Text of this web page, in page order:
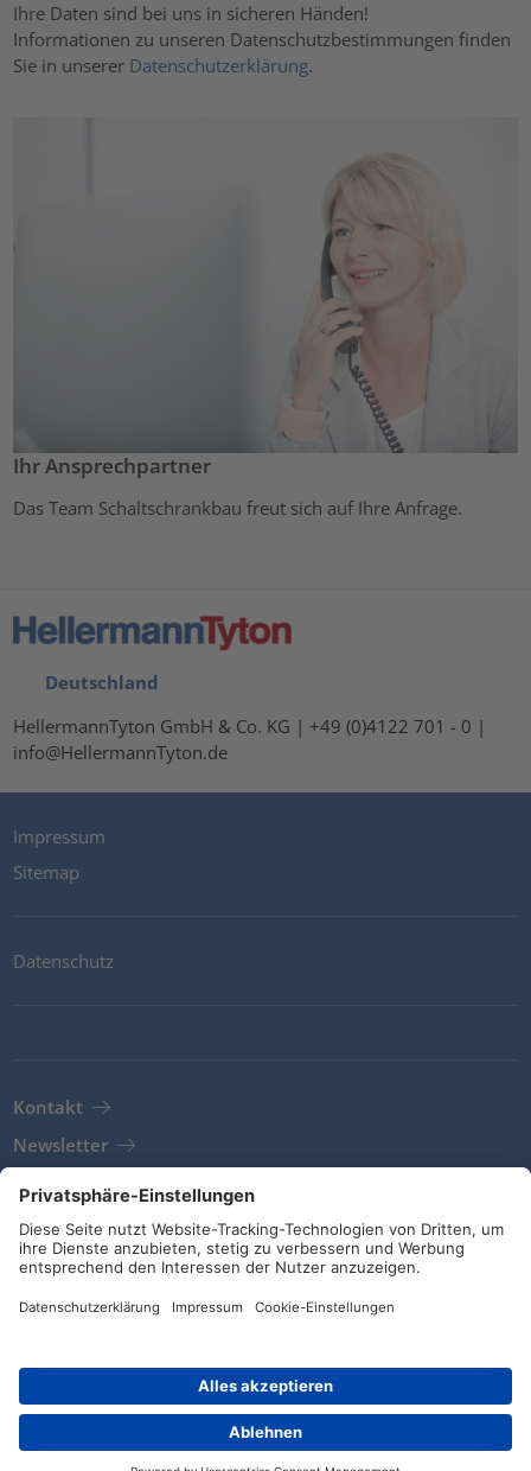
Ihre Daten sind bei uns in sicheren Händen!
Informationen zu unseren Datenschutzbestimmungen finden
Sie in unserer Datenschutzerklärung.
Ihr Ansprechpartner
Das Team Schaltschrankbau freut sich auf Ihre Anfrage.
Deutschland
HellermannTyton GmbH & Co. KG | +49 (0)4122 701 - 0 |
info@HellermannTyton.de
Impressum
Sitemap
Datenschutz
Kontakt
Newsletter
AGB
Richtlinien und Bekentnisse
Soziale Medien
© HellermannTyton 2026 (v4.312.3)|Update: 01/08/2026
|